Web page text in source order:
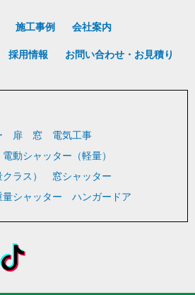
施工事例 会社案内
採用情報 お問い合わせ・お見積り
扉 窓
電気工事
電動シャッター（軽量）
ラス）
窓シャッター
量シャッター ハンガードア